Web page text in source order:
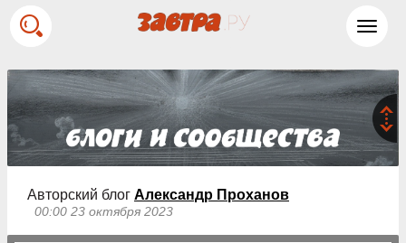
Авторский блог Александр Проханов
00:00 23 октября 2023